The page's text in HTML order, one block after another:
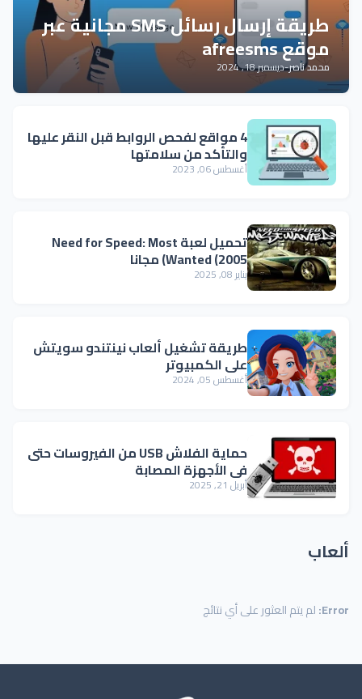
طريقة إرسال رسائل SMS مجانية عبر
موقع afreesms
محمد ناصر-ديسمبر 18, 2024
4 مواقع لفحص الروابط قبل النقر عليها
والتأكد من سلامتها
أغسطس 06, 2023
تحميل لعبة Need for Speed: Most
Wanted (2005) مجانا
يناير 08, 2025
طريقة تشغيل ألعاب نينتندو سويتش
على الكمبيوتر
أغسطس 05, 2024
حماية الفلاش USB من الفيروسات حتى
في الأجهزة المصابة
أبريل 21, 2025
ألعاب
Error: لم يتم العثور على أي نتائج